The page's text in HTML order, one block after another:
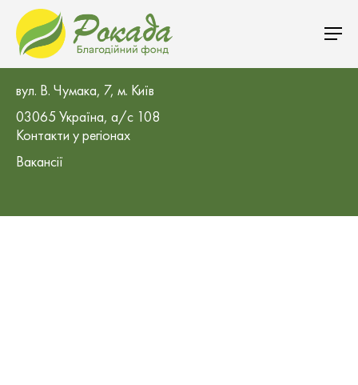
БО «Благодійний фонд «Рокада»
вул. В. Чумака, 7, м. Київ
03065 Україна, а/с 108
Контакти у регіонах
Вакансії